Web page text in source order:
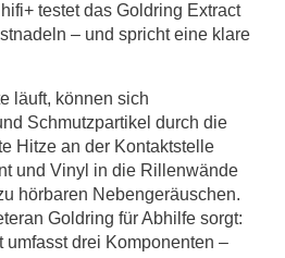
testet das Goldring Extract
– und spricht eine klare
läuft, können sich
Schmutzpartikel durch die
Hitze an der Kontaktstelle
und Vinyl in die Rillenwände
hörbaren Nebengeräuschen.
Goldring für Abhilfe sorgt:
umfasst drei Komponenten –